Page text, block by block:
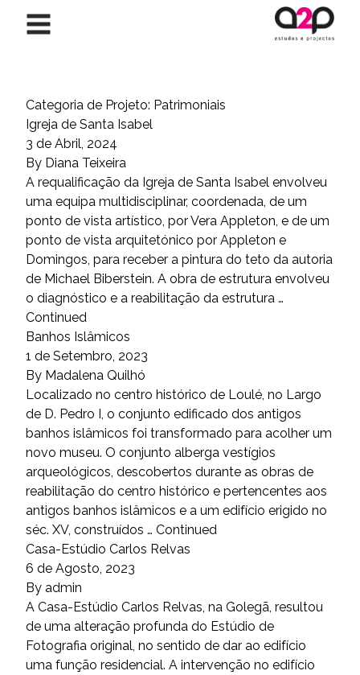
Categoria de Projeto: Patrimoniais
Igreja de Santa Isabel
3 de Abril, 2024
By Diana Teixeira
A requalificação da Igreja de Santa Isabel envolveu
uma equipa multidisciplinar, coordenada, de um
ponto de vista artístico, por Vera Appleton, e de um
ponto de vista arquitetónico por Appleton e
Domingos, para receber a pintura do teto da autoria
de Michael Biberstein. A obra de estrutura envolveu
o diagnóstico e a reabilitação da estrutura …
Continued
Banhos Islâmicos
1 de Setembro, 2023
By Madalena Quilhó
Localizado no centro histórico de Loulé, no Largo
de D. Pedro I, o conjunto edificado dos antigos
banhos islâmicos foi transformado para acolher um
novo museu. O conjunto alberga vestígios
arqueológicos, descobertos durante as obras de
reabilitação do centro histórico e pertencentes aos
antigos banhos islâmicos e a um edifício erigido no
séc. XV, construídos … Continued
Casa-Estúdio Carlos Relvas
6 de Agosto, 2023
By admin
A Casa-Estúdio Carlos Relvas, na Golegã, resultou
de uma alteração profunda do Estúdio de
Fotografia original, no sentido de dar ao edifício
uma função residencial. A intervenção no edifício